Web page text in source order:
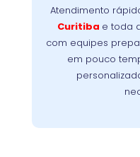
Atendimento
Curitiba e toda
com equipes
em pouco
problema no
minimizando
Nossa
meta é
resultados